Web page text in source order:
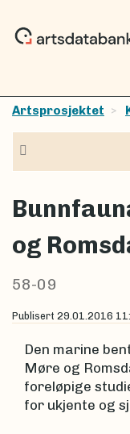
Artsprosjektet
og
58-09
Publisert 29.01.2016
Den marine
Møre og
foreløpige
for ukjente og